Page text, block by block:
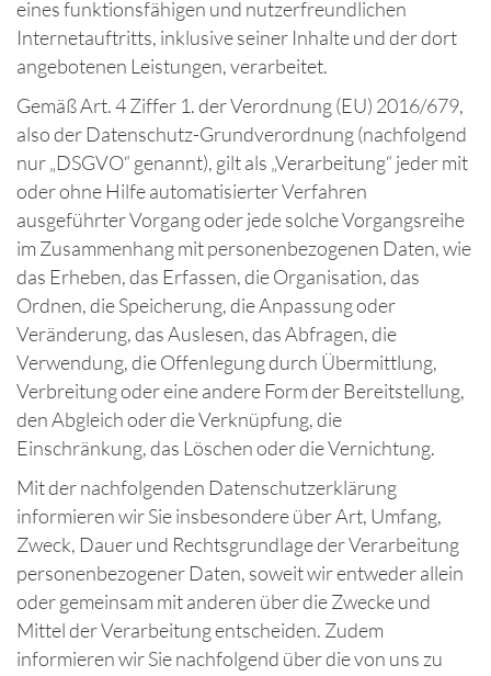
eines funktionsfähigen und nutzerfreundlichen
Internetauftritts, inklusive seiner Inhalte und der dort
angebotenen Leistungen, verarbeitet.
Gemäß Art. 4 Ziffer 1. der Verordnung (EU) 2016/679,
also der Datenschutz-Grundverordnung (nachfolgend
nur „DSGVO“ genannt), gilt als „Verarbeitung“ jeder mit
oder ohne Hilfe automatisierter Verfahren
ausgeführter Vorgang oder jede solche Vorgangsreihe
im Zusammenhang mit personenbezogenen Daten, wie
das Erheben, das Erfassen, die Organisation, das
Ordnen, die Speicherung, die Anpassung oder
Veränderung, das Auslesen, das Abfragen, die
Verwendung, die Offenlegung durch Übermittlung,
Verbreitung oder eine andere Form der Bereitstellung,
den Abgleich oder die Verknüpfung, die
Einschränkung, das Löschen oder die Vernichtung.
Mit der nachfolgenden Datenschutzerklärung
informieren wir Sie insbesondere über Art, Umfang,
Zweck, Dauer und Rechtsgrundlage der Verarbeitung
personenbezogener Daten, soweit wir entweder allein
oder gemeinsam mit anderen über die Zwecke und
Mittel der Verarbeitung entscheiden. Zudem
informieren wir Sie nachfolgend über die von uns zu